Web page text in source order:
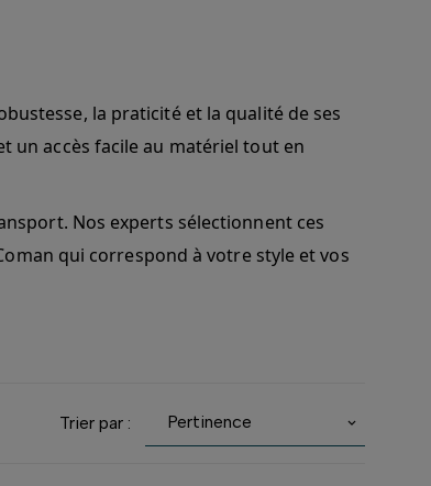
la praticité et la qualité de ses
un accès facile au matériel tout en
Nos experts sélectionnent ces
qui correspond à votre style et vos
Trier par : Pertinence 